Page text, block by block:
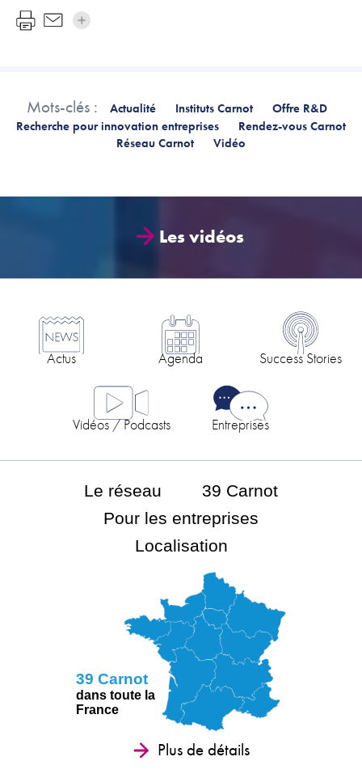
Mots-clés : Actualité Instituts Carnot
Offre R&D
Recherche pour innovation entreprises
Rendez-vous Carnot
Réseau Carnot
Vidéo
Les vidéos
Actus Agenda Success Stories
Vidéos / Podcasts Entreprises
Le réseau
39 Carnot
Pour les entreprises
Localisation
39 Carnot
dans toute la
France
Plus de détails